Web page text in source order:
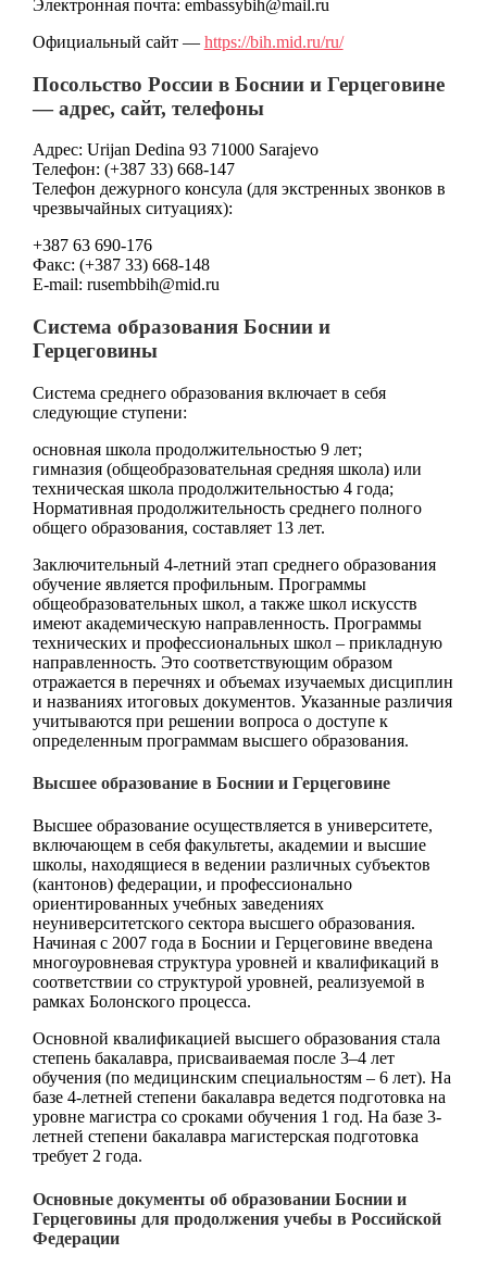
Электронная почта: embassybih@mail.ru
Официальный сайт — https://bih.mid.ru/ru/
Посольство России в Боснии и Герцеговине
— адрес, сайт, телефоны
Адрес: Urijan Dedina 93 71000 Sarajevo
Телефон: (+387 33) 668-147
Телефон дежурного консула (для экстренных звонков в
чрезвычайных ситуациях):
+387 63 690-176
Факс: (+387 33) 668-148
E-mail: rusembbih@mid.ru
Система образования Боснии и
Герцеговины
Система среднего образования включает в себя
следующие ступени:
основная школа продолжительностью 9 лет;
гимназия (общеобразовательная средняя школа) или
техническая школа продолжительностью 4 года;
Нормативная продолжительность среднего полного
общего образования, составляет 13 лет.
Заключительный 4-летний этап среднего образования
обучение является профильным. Программы
общеобразовательных школ, а также школ искусств
имеют академическую направленность. Программы
технических и профессиональных школ – прикладную
направленность. Это соответствующим образом
отражается в перечнях и объемах изучаемых дисциплин
и названиях итоговых документов. Указанные различия
учитываются при решении вопроса о доступе к
определенным программам высшего образования.
Высшее образование в Боснии и Герцеговине
Высшее образование осуществляется в университете,
включающем в себя факультеты, академии и высшие
школы, находящиеся в ведении различных субъектов
(кантонов) федерации, и профессионально
ориентированных учебных заведениях
неуниверситетского сектора высшего образования.
Начиная с 2007 года в Боснии и Герцеговине введена
многоуровневая структура уровней и квалификаций в
соответствии со структурой уровней, реализуемой в
рамках Болонского процесса.
Основной квалификацией высшего образования стала
степень бакалавра, присваиваемая после 3–4 лет
обучения (по медицинским специальностям – 6 лет). На
базе 4-летней степени бакалавра ведется подготовка на
уровне магистра со сроками обучения 1 год. На базе 3-
летней степени бакалавра магистерская подготовка
требует 2 года.
Основные документы об образовании Боснии и
Герцеговины для продолжения учебы в Российской
Федерации